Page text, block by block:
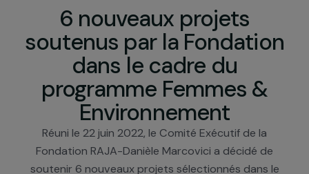
6 nouveaux projets
soutenus par la
dans le cadre du
programme Femmes &
Environnement
Réuni le 22 juin 2022, le Comité Exécutif de la